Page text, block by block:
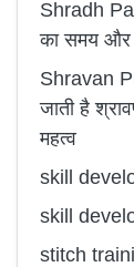
Shradh
का समय और
Shravan
जाती है
महत्व
skill
skill
stitch